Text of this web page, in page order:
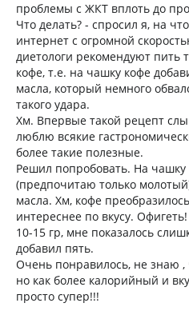
проблемы с ЖКТ вплоть до
Что делать? - спросил я, на
интернет с огромной
диетологи рекомендуют
кофе, т.е. на чашку кофе
масла, который немного
такого удара.
Хм. Впервые такой рецепт
люблю всякие
более такие полезные.
Решил попробовать. На чашку
(предпочитаю только
масла. Хм, кофе
интереснее по вкусу.
10-15 гр, мне показалось
добавил пять.
Очень понравилось, не знаю ,
но как более калорийный и
просто супер!!!